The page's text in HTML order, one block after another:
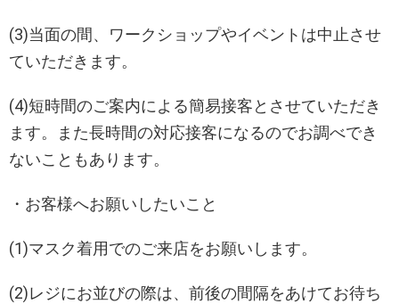
(3)当面の間、ワークショップやイベントは中止させ
ていただきます。
(4)短時間のご案内による簡易接客とさせていただき
ます。また長時間の対応接客になるのでお調べでき
ないこともあります。
・お客様へお願いしたいこと
(1)マスク着用でのご来店をお願いします。
(2)レジにお並びの際は、前後の間隔をあけてお待ち